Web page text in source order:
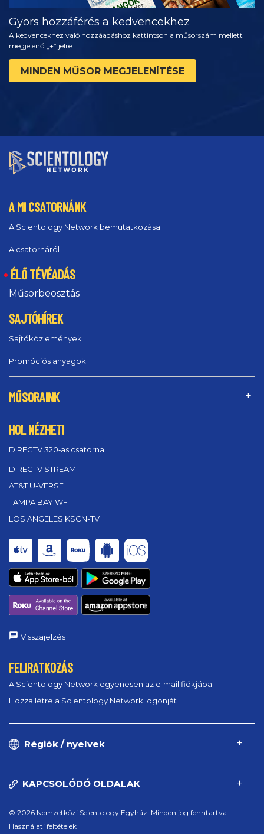
Gyors hozzáférés a kedvencekhez
A kedvencekhez való hozzáadáshoz kattintson a műsorszám mellett
megjelenő „+” jelre.
MINDEN MŰSOR MEGJELENÍTÉSE
A MI CSATORNÁNK
A Scientology Network bemutatkozása
A csatornáról
ÉLŐ TÉVÉADÁS
Műsorbeosztás
SAJTÓHÍREK
Sajtóközlemények
Promóciós anyagok
MŰSORAINK
HOL NÉZHETI
DIRECTV 320‑as csatorna
DIRECTV STREAM
AT&T U-VERSE
TAMPA BAY WFTT
LOS ANGELES KSCN-TV
Visszajelzés
FELIRATKOZÁS
A Scientology Network egyenesen az e‑mail fiókjába
Hozza létre a Scientology Network logonját
Régiók / nyelvek
KAPCSOLÓDÓ OLDALAK
© 2026 Nemzetközi Scientology Egyház. Minden jog fenntartva.
Használati feltételek